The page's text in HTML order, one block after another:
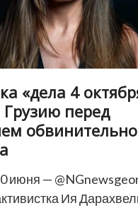
«дела 4
перед
—
Ия